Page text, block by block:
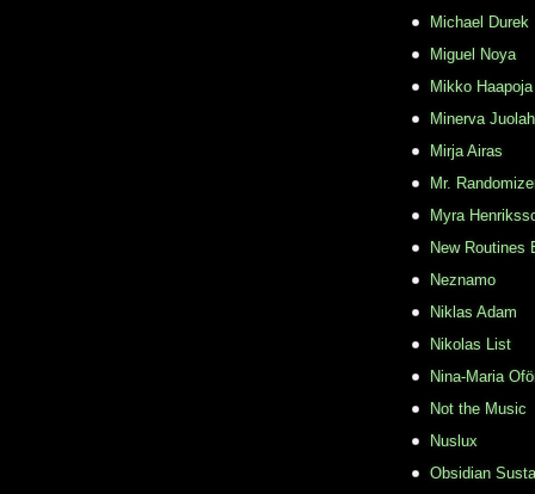
Michael Durek
Miguel Noya
Mikko Haapoja
Minerva
Mirja Airas
Mr.
Myra
New Routines
Neznamo
Niklas Adam
Nikolas List
Nina-Maria
Not the Music
Nuslux
Obsidian